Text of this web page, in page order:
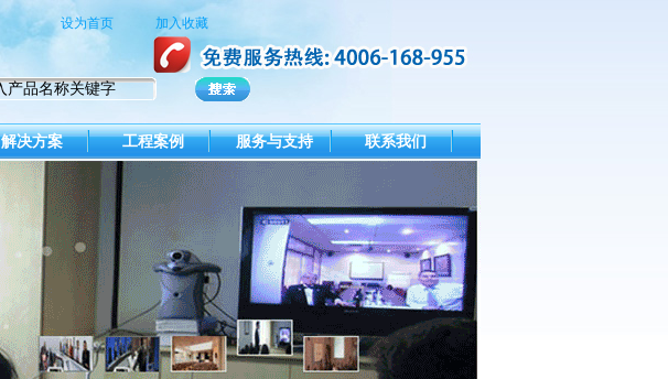
设为首页 加入收藏
解决方案 工程案例 服务与支持 联系我们